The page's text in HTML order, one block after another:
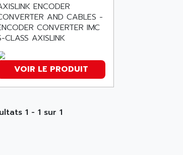
ENCODER
AND CABLES -
CONVERTER IMC
CLASS AXISLINK
VOIR LE PRODUIT
1 - 1 sur 1